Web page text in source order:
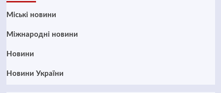
Mіські новини
Міжнародні новини
Новини
Новини України